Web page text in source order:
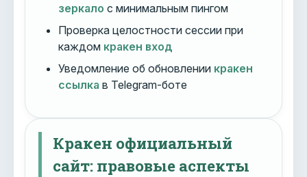
зеркало с минимальным пингом
Проверка целостности сессии при
каждом кракен вход
Уведомление об обновлении кракен
ссылка в Telegram-боте
Кракен официальный
сайт: правовые аспекты